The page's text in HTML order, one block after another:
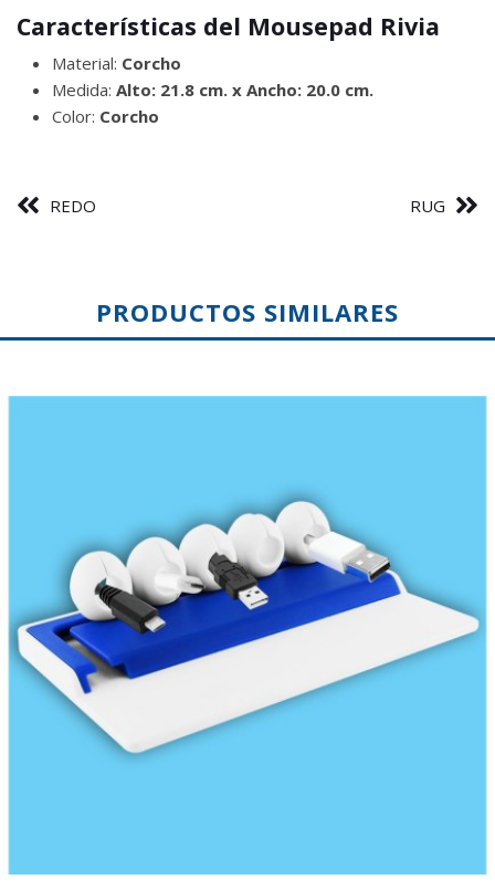
Características del Mousepad Rivia
Material: Corcho
Medida: Alto: 21.8 cm. x Ancho: 20.0 cm.
Color: Corcho
REDO RUG
PRODUCTOS SIMILARES